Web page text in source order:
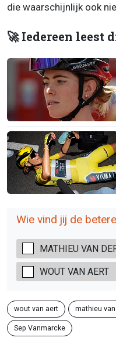
die waarschijnlijk ook
🚀 Iedereen leest
Wie vind jij de
MATHIEU VAN
WOUT VAN AERT
wout van aert mathieu
Sep Vanmarcke